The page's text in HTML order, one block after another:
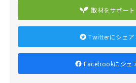
取材をサポート
Twitterにシェア
Facebookにシェ